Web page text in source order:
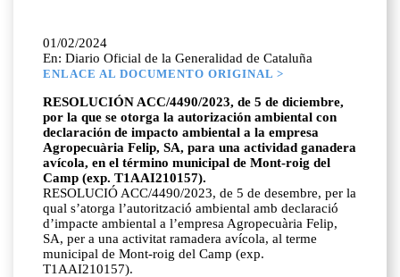
01/02/2024
En: Diario Oficial de la Generalidad de Cataluña
ENLACE AL DOCUMENTO ORIGINAL >
RESOLUCIÓN ACC/4490/2023, de 5 de diciembre,
por la que se otorga la autorización ambiental con
declaración de impacto ambiental a la empresa
Agropecuària Felip, SA, para una actividad ganadera
avícola, en el término municipal de Mont-roig del
Camp (exp. T1AAI210157).
RESOLUCIÓ ACC/4490/2023, de 5 de desembre, per la
qual s’atorga l’autorització ambiental amb declaració
d’impacte ambiental a l’empresa Agropecuària Felip,
SA, per a una activitat ramadera avícola, al terme
municipal de Mont-roig del Camp (exp.
T1AAI210157).